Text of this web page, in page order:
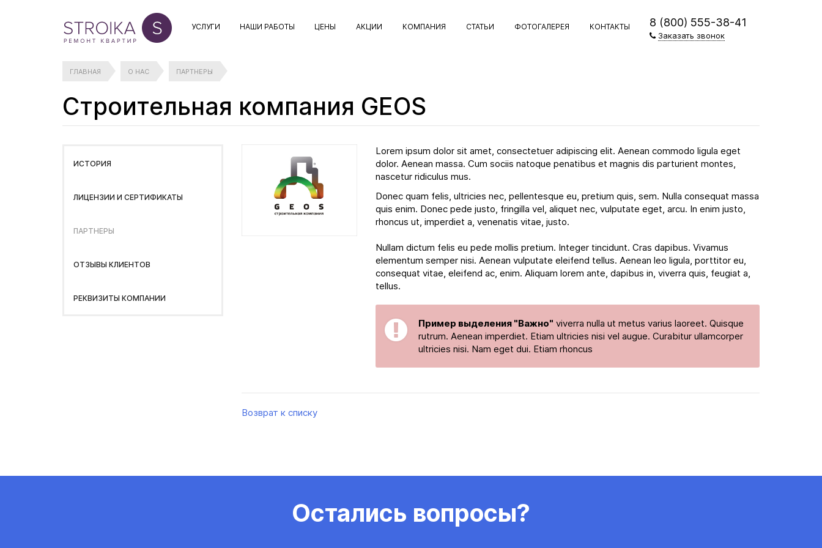
УСЛУГИ НАШИ РАБОТЫ ЦЕНЫ АКЦИИ КОМПАНИЯ СТАТЬИ ФОТОГАЛЕРЕЯ КОНТАКТЫ 8 (800) 555-38-41
Заказать звонок
ГЛАВНАЯ О НАС ПАРТНЕРЫ
Строительная компания GEOS
ИСТОРИЯ
ЛИЦЕНЗИИ И СЕРТИФИКАТЫ
ПАРТНЕРЫ
ОТЗЫВЫ КЛИЕНТОВ
РЕКВИЗИТЫ КОМПАНИИ
Lorem ipsum dolor sit amet, consectetuer adipiscing elit. Aenean commodo ligula eget
dolor. Aenean massa. Cum sociis natoque penatibus et magnis dis parturient montes,
nascetur ridiculus mus.
Donec quam felis, ultricies nec, pellentesque eu, pretium quis, sem. Nulla consequat massa
quis enim. Donec pede justo, fringilla vel, aliquet nec, vulputate eget, arcu. In enim justo,
rhoncus ut, imperdiet a, venenatis vitae, justo.
Nullam dictum felis eu pede mollis pretium. Integer tincidunt. Cras dapibus. Vivamus
elementum semper nisi. Aenean vulputate eleifend tellus. Aenean leo ligula, porttitor eu,
consequat vitae, eleifend ac, enim. Aliquam lorem ante, dapibus in, viverra quis, feugiat a,
tellus.
Пример выделения "Важно" viverra nulla ut metus varius laoreet. Quisque
rutrum. Aenean imperdiet. Etiam ultricies nisi vel augue. Curabitur ullamcorper
ultricies nisi. Nam eget dui. Etiam rhoncus
Возврат к списку
Остались вопросы?